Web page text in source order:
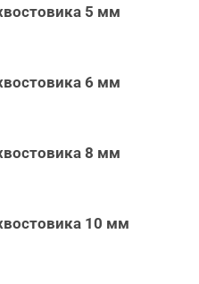
5 мм
6 мм
8 мм
10 мм